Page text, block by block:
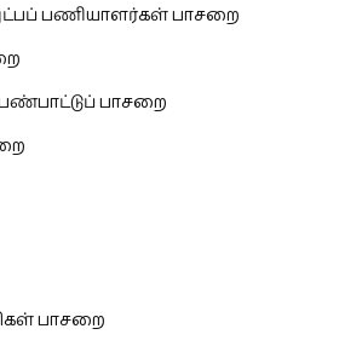
பணியாளர்கள் பாசறை
பாசறை
பாசறை